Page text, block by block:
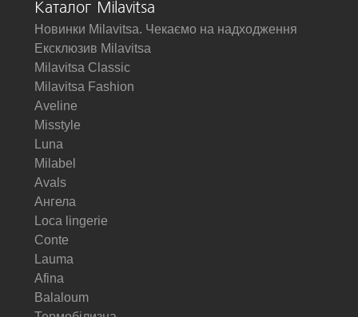
Каталог Milavitsa
Новинки Milavitsa. Чекаємо на надходження
Ексклюзив Milavitsa
Milavitsa Classic
Milavitsa Fashion
Aveline
Misstyle
Luna
Milabel
Avals
Ангела
Loca lingerie
Conte
Lauma
Afina
Balaloum